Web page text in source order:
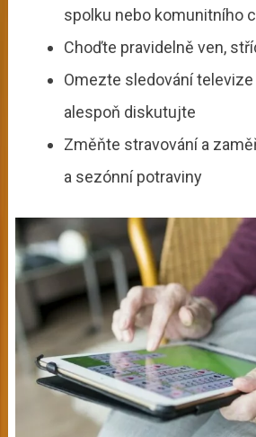
spolku nebo komunitního
Choďte pravidelně ven,
Omezte sledování
alespoň diskutujte
Změňte stravování a
a sezónní potraviny